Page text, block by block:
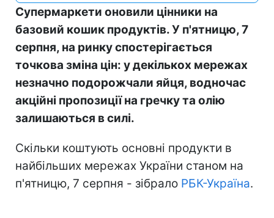
Супермаркети оновили цінники на
базовий кошик продуктів. У п'ятницю, 7
серпня, на ринку спостерігається
точкова зміна цін: у декількох мережах
незначно подорожчали яйця, водночас
акційні пропозиції на гречку та олію
залишаються в силі.
Скільки коштують основні продукти в
найбільших мережах України станом на
п'ятницю, 7 серпня - зібрало РБК-Україна.